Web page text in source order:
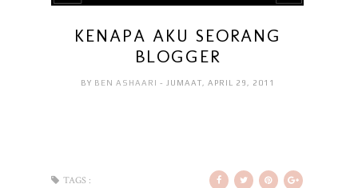
KENAPA AKU SEORANG
BLOGGER
BY BEN ASHAARI - JUMAAT, APRIL 29, 2011
TAGS :